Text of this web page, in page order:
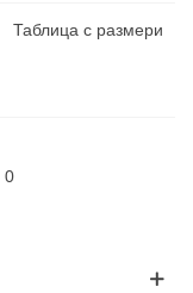
Таблица с размери
0